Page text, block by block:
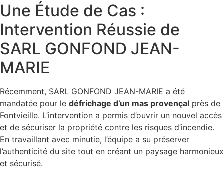
Une Étude de Cas :
Intervention Réussie de
SARL GONFOND JEAN-
MARIE
Récemment, SARL GONFOND JEAN-MARIE a été
mandatée pour le défrichage d’un mas provençal près de
Fontvieille. L’intervention a permis d’ouvrir un nouvel accès
et de sécuriser la propriété contre les risques d’incendie.
En travaillant avec minutie, l’équipe a su préserver
l’authenticité du site tout en créant un paysage harmonieux
et sécurisé.